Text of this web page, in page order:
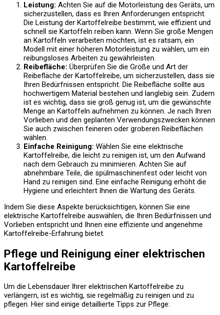
Leistung: Achten Sie auf die Motorleistung des Geräts, um
sicherzustellen, dass es Ihren Anforderungen entspricht.
Die Leistung der Kartoffelreibe bestimmt, wie effizient und
schnell sie Kartoffeln reiben kann. Wenn Sie große Mengen
an Kartoffeln verarbeiten möchten, ist es ratsam, ein
Modell mit einer höheren Motorleistung zu wählen, um ein
reibungsloses Arbeiten zu gewährleisten.
Reibefläche: Überprüfen Sie die Größe und Art der
Reibefläche der Kartoffelreibe, um sicherzustellen, dass sie
Ihren Bedürfnissen entspricht. Die Reibefläche sollte aus
hochwertigem Material bestehen und langlebig sein. Zudem
ist es wichtig, dass sie groß genug ist, um die gewünschte
Menge an Kartoffeln aufnehmen zu können. Je nach Ihren
Vorlieben und den geplanten Verwendungszwecken können
Sie auch zwischen feineren oder groberen Reibeflächen
wählen.
Einfache Reinigung: Wählen Sie eine elektrische
Kartoffelreibe, die leicht zu reinigen ist, um den Aufwand
nach dem Gebrauch zu minimieren. Achten Sie auf
abnehmbare Teile, die spülmaschinenfest oder leicht von
Hand zu reinigen sind. Eine einfache Reinigung erhöht die
Hygiene und erleichtert Ihnen die Wartung des Geräts.
Indem Sie diese Aspekte berücksichtigen, können Sie eine
elektrische Kartoffelreibe auswählen, die Ihren Bedürfnissen und
Vorlieben entspricht und Ihnen eine effiziente und angenehme
Kartoffelreibe-Erfahrung bietet.
Pflege und Reinigung einer elektrischen
Kartoffelreibe
Um die Lebensdauer Ihrer elektrischen Kartoffelreibe zu
verlängern, ist es wichtig, sie regelmäßig zu reinigen und zu
pflegen. Hier sind einige detaillierte Tipps zur Pflege: